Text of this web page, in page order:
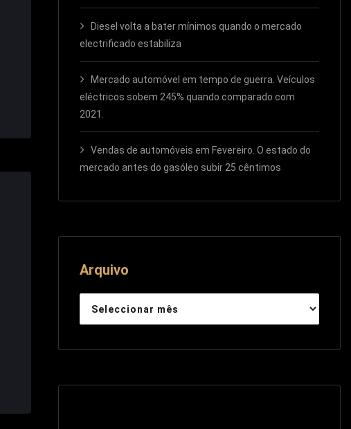
Diesel volta a bater mínimos quando o mercado
electrificado estabiliza
Mercado automóvel em tempo de guerra. Veículos
eléctricos sobem 245% quando comparado com
2021.
Vendas de automóveis em Fevereiro. O estado do
mercado antes do gasóleo subir 25 cêntimos
Arquivo